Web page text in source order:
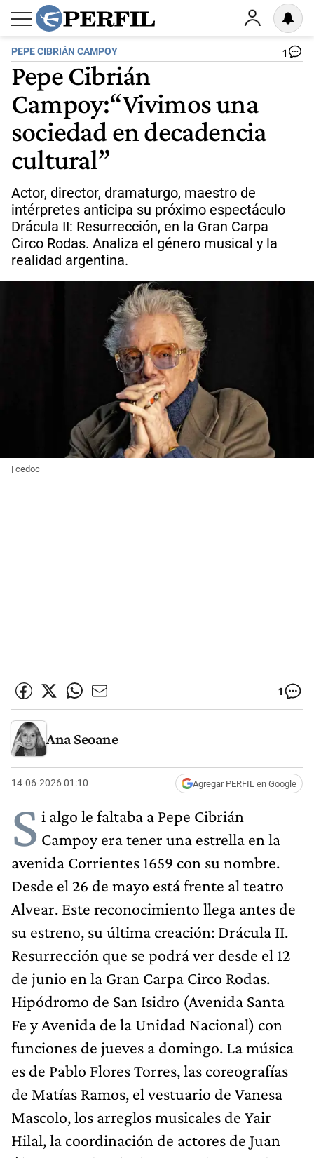
PEPE CIBRIÁN CAMPOY 1
Pepe Cibrián
Campoy:“Vivimos una
sociedad en decadencia
cultural”
Actor, director, dramaturgo, maestro de
intérpretes anticipa su próximo espectáculo
Drácula II: Resurrección, en la Gran Carpa
Circo Rodas. Analiza el género musical y la
realidad argentina.
| cedoc
1
Ana Seoane
14-06-2026 01:10 Agregar PERFIL en Google
S i algo le faltaba a Pepe Cibrián
Campoy era tener una estrella en la
avenida Corrientes 1659 con su nombre.
Desde el 26 de mayo está frente al teatro
Alvear. Este reconocimiento llega antes de
su estreno, su última creación: Drácula II.
Resurrección que se podrá ver desde el 12
de junio en la Gran Carpa Circo Rodas.
Hipódromo de San Isidro (Avenida Santa
Fe y Avenida de la Unidad Nacional) con
funciones de jueves a domingo. La música
es de Pablo Flores Torres, las coreografías
de Matías Ramos, el vestuario de Vanesa
Mascolo, los arreglos musicales de Yair
Hilal, la coordinación de actores de Juan